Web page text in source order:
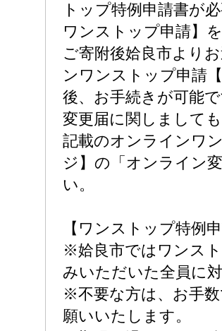
トップ特例申請書が
ワンストップ申請】
ご寄附後姶良市より
ンワンストップ申請
後、お手続きが可能で
変更届に関しまして
記載のオンラインワ
ジ】の「オンライン
い。
【ワンストップ特例
※姶良市ではワンス
みいただいた全員に
※不要な方は、お手
願いいたします。